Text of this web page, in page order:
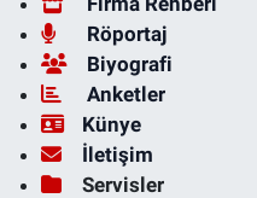
Röportaj
Biyografi
Anketler
Künye
İletişim
Servisler